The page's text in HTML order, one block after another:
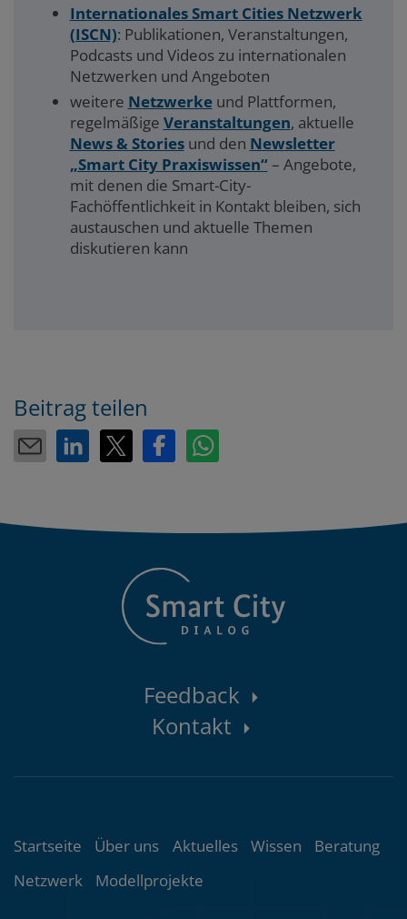
Internationales Smart Cities Netzwerk
(ISCN): Publikationen, Veranstaltungen,
Podcasts und Videos zu internationalen
Netzwerken und Angeboten
weitere Netzwerkeund Plattformen,
regelmäßige Veranstaltungen, aktuelle
News & Storiesund den Newsletter
„Smart City Praxiswissen“– Angebote,
mit denen die Smart-City-
Fachöffentlichkeit in Kontakt bleiben, sich
austauschen und aktuelle Themen
diskutieren kann
Beitrag teilen
Kontaktbereich
Feedback
Kontakt
Themenübersicht
Startseite Über uns Aktuelles Wissen
Beratung
Netzwerk
Modellprojekte